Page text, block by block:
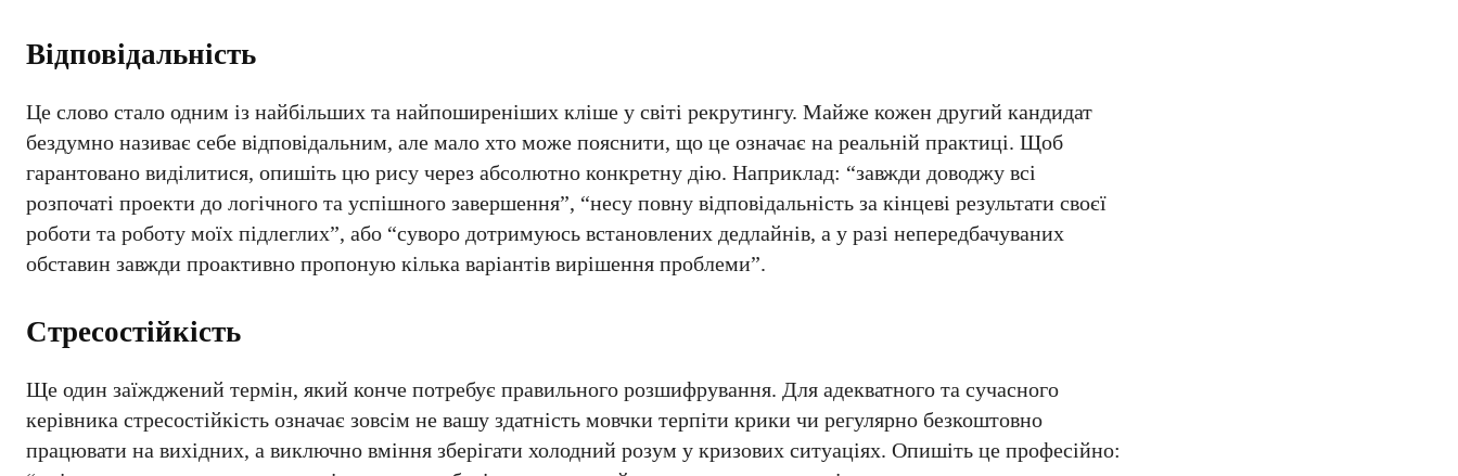
Відповідальність
Це слово стало одним із найбільших та найпоширеніших кліше у світі рекрутингу. Майже кожен другий кандидат
бездумно називає себе відповідальним, але мало хто може пояснити, що це означає на реальній практиці. Щоб
гарантовано виділитися, опишіть цю рису через абсолютно конкретну дію. Наприклад: “завжди доводжу всі
розпочаті проекти до логічного та успішного завершення”, “несу повну відповідальність за кінцеві результати своєї
роботи та роботу моїх підлеглих”, або “суворо дотримуюсь встановлених дедлайнів, а у разі непередбачуваних
обставин завжди проактивно пропоную кілька варіантів вирішення проблеми”.
Стресостійкість
Ще один заїжджений термін, який конче потребує правильного розшифрування. Для адекватного та сучасного
керівника стресостійкість означає зовсім не вашу здатність мовчки терпіти крики чи регулярно безкоштовно
працювати на вихідних, а виключно вміння зберігати холодний розум у кризових ситуаціях. Опишіть це професійно: